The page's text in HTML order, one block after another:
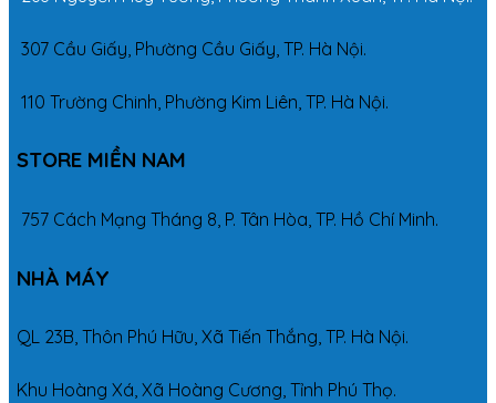
307 Cầu Giấy, Phường Cầu Giấy, TP. Hà Nội.
110 Trường Chinh, Phường Kim Liên, TP. Hà Nội.
STORE MIỀN NAM
757 Cách Mạng Tháng 8, P. Tân Hòa, TP. Hồ Chí Minh.
NHÀ MÁY
QL 23B, Thôn Phú Hữu, Xã Tiến Thắng, TP. Hà Nội.
Khu Hoàng Xá, Xã Hoàng Cương, Tỉnh Phú Thọ.